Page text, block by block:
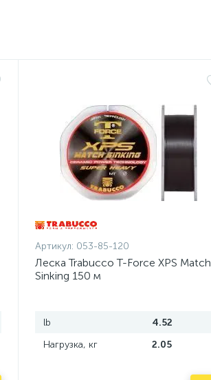
Артикул: 053-85-120
Леска Trabucco T-Force XPS Match
Sinking 150 м
lb
4.52
Нагрузка, кг
2.05